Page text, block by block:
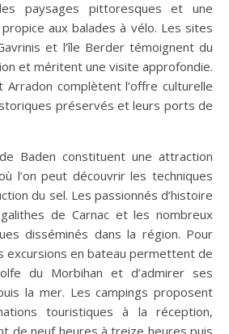
paysages pittoresques et une
aux balades à vélo. Les sites
et l’île Berder témoignent du
et méritent une visite approfondie.
Arradon complètent l’offre culturelle
préservés et leurs ports de
Baden constituent une attraction
l’on peut découvrir les techniques
du sel. Les passionnés d’histoire
de Carnac et les nombreux
disséminés dans la région. Pour
excursions en bateau permettent de
du Morbihan et d’admirer ses
la mer. Les campings proposent
touristiques à la réception,
de neuf heures à treize heures puis